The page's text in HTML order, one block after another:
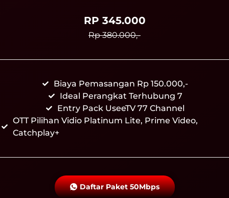
RP 345.000
Rp 380.000,-
Biaya Pemasangan Rp 150.000,-
Ideal Perangkat Terhubung 7
Entry Pack UseeTV 77 Channel
OTT Pilihan Vidio Platinum Lite, Prime Video,
Catchplay+
Daftar Paket 50Mbps